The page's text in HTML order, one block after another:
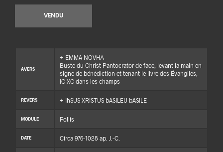
VENDU
AVERS
+ EMMA NOVHΛ
Buste du Christ Pantocrator de face, levant la main en
signe de bénédiction et tenant le livre des Évangiles,
IC XC dans les champs
REVERS + IhSUS XRISTUS bASILEU bASILE
MODULE Follis
DATE Circa 976-1028 ap. J.-C.